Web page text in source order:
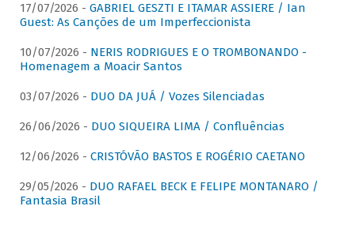
17/07/2026 - GABRIEL GESZTI E ITAMAR ASSIERE / Ian
Guest: As Canções de um Imperfeccionista
10/07/2026 - NERIS RODRIGUES E O TROMBONANDO -
Homenagem a Moacir Santos
03/07/2026 - DUO DA JUÁ / Vozes Silenciadas
26/06/2026 - DUO SIQUEIRA LIMA / Confluências
12/06/2026 - CRISTÓVÃO BASTOS E ROGÉRIO CAETANO
29/05/2026 - DUO RAFAEL BECK E FELIPE MONTANARO /
Fantasia Brasil